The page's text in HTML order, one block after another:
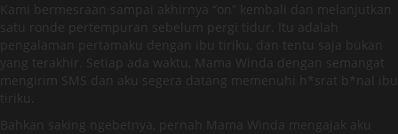
Kami bermesraan sampai akhirnya “on” kembali dan melanjutkan
satu ronde pertempuran sebelum pergi tidur. Itu adalah
pengalaman pertamaku dengan ibu tiriku, dan tentu saja bukan
yang terakhir. Setiap ada waktu, Mama Winda dengan semangat
mengirim SMS dan aku segera datang memenuhi h*srat b*nal ibu
tiriku.
Bahkan saking ngebetnya, pernah Mama Winda mengajak aku